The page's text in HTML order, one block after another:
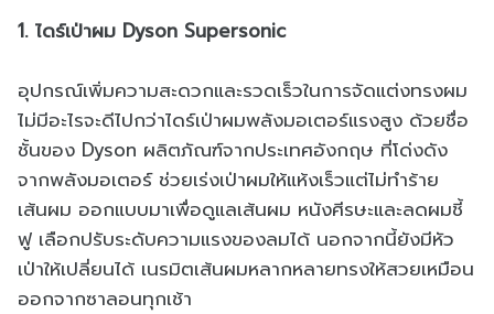
1. ไดร์เป่าผม Dyson Supersonic
อุปกรณ์เพิ่มความสะดวกและรวดเร็วในการจัดแต่งทรงผม
ไม่มีอะไรจะดีไปกว่าไดร์เป่าผมพลังมอเตอร์แรงสูง ด้วยชื่อ
ชั้นของ Dyson ผลิตภัณฑ์จากประเทศอังกฤษ ที่โด่งดัง
จากพลังมอเตอร์ ช่วยเร่งเป่าผมให้แห้งเร็วแต่ไม่ทำร้าย
เส้นผม ออกแบบมาเพื่อดูแลเส้นผม หนังศีรษะและลดผมชี้
ฟู เลือกปรับระดับความแรงของลมได้ นอกจากนี้ยังมีหัว
เป่าให้เปลี่ยนได้ เนรมิตเส้นผมหลากหลายทรงให้สวยเหมือน
ออกจากซาลอนทุกเช้า